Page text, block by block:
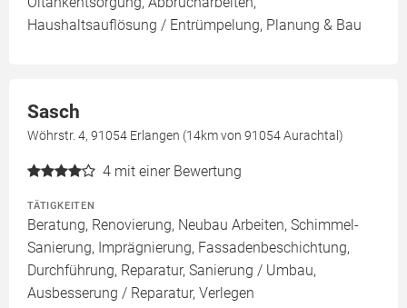
Haushaltsauflösung / Entrümpelung, Planung & Bau
Sasch
Wöhrstr. 4, 91054 Erlangen (14km von 91054 Aurachtal)
4 mit einer Bewertung
TÄTIGKEITEN
Beratung, Renovierung, Neubau Arbeiten, Schimmel-
Sanierung, Imprägnierung, Fassadenbeschichtung,
Durchführung, Reparatur, Sanierung / Umbau,
Ausbesserung / Reparatur, Verlegen